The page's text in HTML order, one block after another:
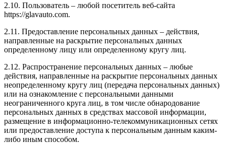
2.10. Пользователь – любой посетитель веб-сайта
https://glavauto.com.
2.11. Предоставление персональных данных – действия,
направленные на раскрытие персональных данных
определенному лицу или определенному кругу лиц.
2.12. Распространение персональных данных – любые
действия, направленные на раскрытие персональных данных
неопределенному кругу лиц (передача персональных данных)
или на ознакомление с персональными данными
неограниченного круга лиц, в том числе обнародование
персональных данных в средствах массовой информации,
размещение в информационно-телекоммуникационных сетях
или предоставление доступа к персональным данным каким-
либо иным способом.